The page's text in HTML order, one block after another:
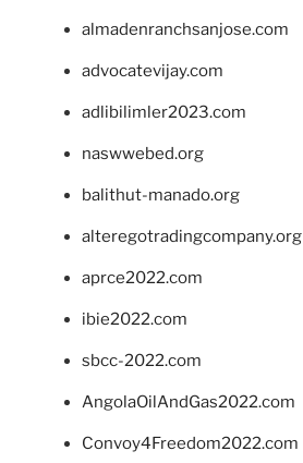
almadenranchsanjose.com
advocatevijay.com
adlibilimler2023.com
naswwebed.org
balithut-manado.org
alteregotradingcompany.org
aprce2022.com
ibie2022.com
sbcc-2022.com
AngolaOilAndGas2022.com
Convoy4Freedom2022.com